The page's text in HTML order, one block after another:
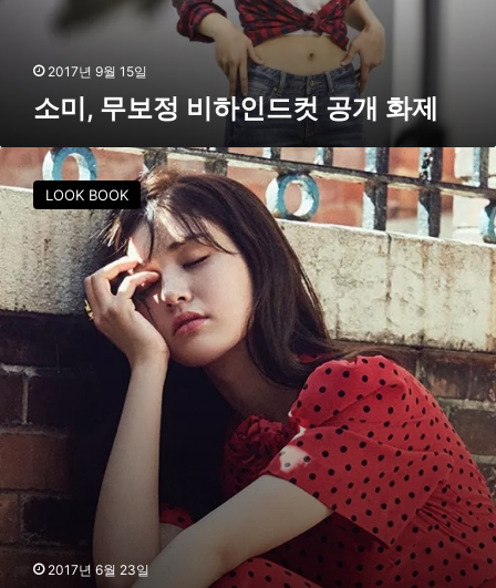
제
2017년 9월 15일
소미, 무보정 비하인드컷 공개 화제
소
미
청
순
발
랄
화
주
LOOK BOOK
2017년 6월 23일